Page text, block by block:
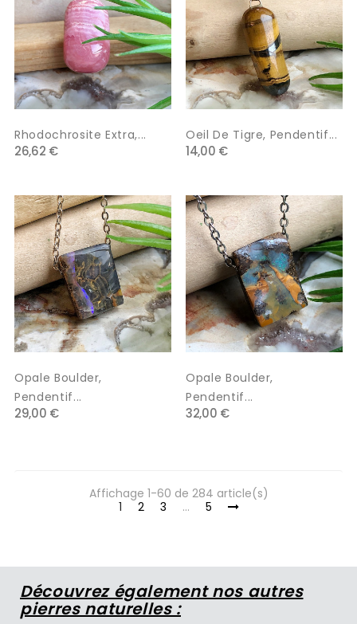
Rhodochrosite Extra,...
26,62 €
Oeil De Tigre, Pendentif...
14,00 €
Opale Boulder,
Pendentif...
29,00 €
Opale Boulder,
Pendentif...
32,00 €
Affichage 1-60 de 284 article(s)
1
2 3 … 5
Découvrez également nos autres
pierres naturelles :